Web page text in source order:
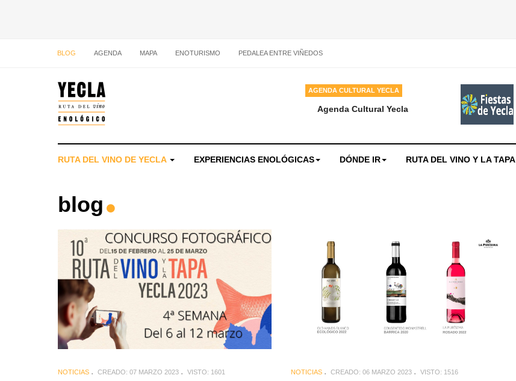
BLOG AGENDA MAPA ENOTURISMO PEDALEA ENTRE VIÑEDOS
AGENDA CULTURAL YECLA
Agenda Cultural Yecla
RUTA DEL VINO DE YECLA EXPERIENCIAS ENOLÓGICAS DÓNDE IR RUTA DEL VINO Y LA TAPA
blog
NOTICIAS CREADO: 07 MARZO 2023 VISTO: 1601 NOTICIAS CREADO: 06 MARZO 2023 VISTO: 1516